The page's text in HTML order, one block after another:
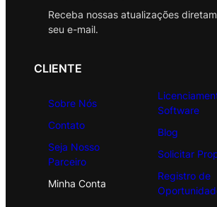
Receba nossas atualizações
seu e-mail.
CLIENTE
Sobre Nós
Contato
Seja Nosso
Parceiro
Minha Conta
Software
Blog
Solicitar
Registro de